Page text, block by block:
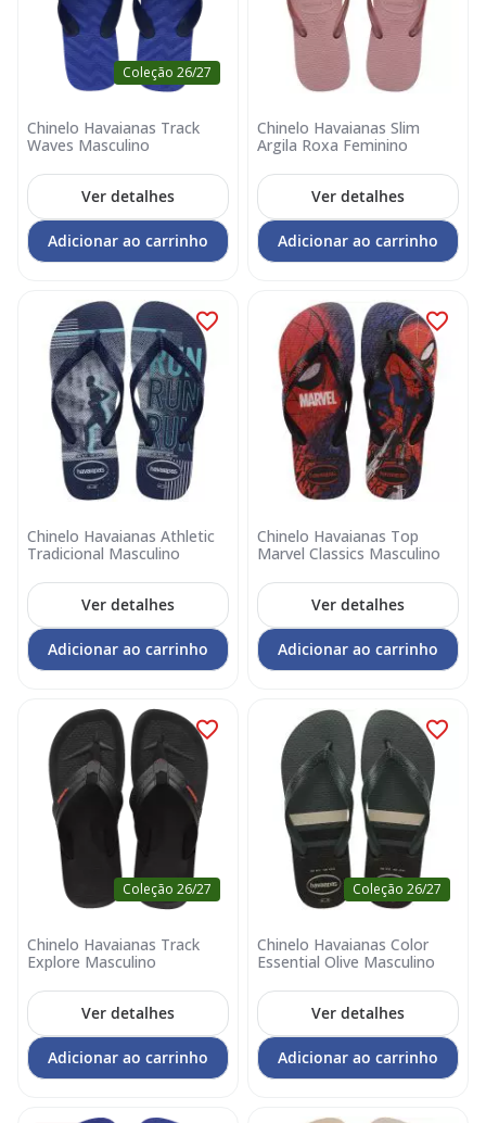
Coleção 26/27
Chinelo Havaianas Track
Waves Masculino
Ver detalhes
Adicionar ao carrinho
Chinelo Havaianas Slim
Argila Roxa Feminino
Ver detalhes
Adicionar ao carrinho
Chinelo Havaianas Athletic
Tradicional Masculino
Ver detalhes
Adicionar ao carrinho
Chinelo Havaianas Top
Marvel Classics Masculino
Ver detalhes
Adicionar ao carrinho
Coleção 26/27
Chinelo Havaianas Track
Explore Masculino
Ver detalhes
Adicionar ao carrinho
Coleção 26/27
Chinelo Havaianas Color
Essential Olive Masculino
Ver detalhes
Adicionar ao carrinho